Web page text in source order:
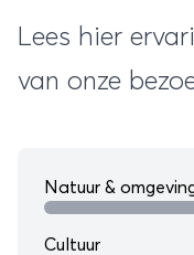
Lees hier
van onze
Natuur &
Cultuur